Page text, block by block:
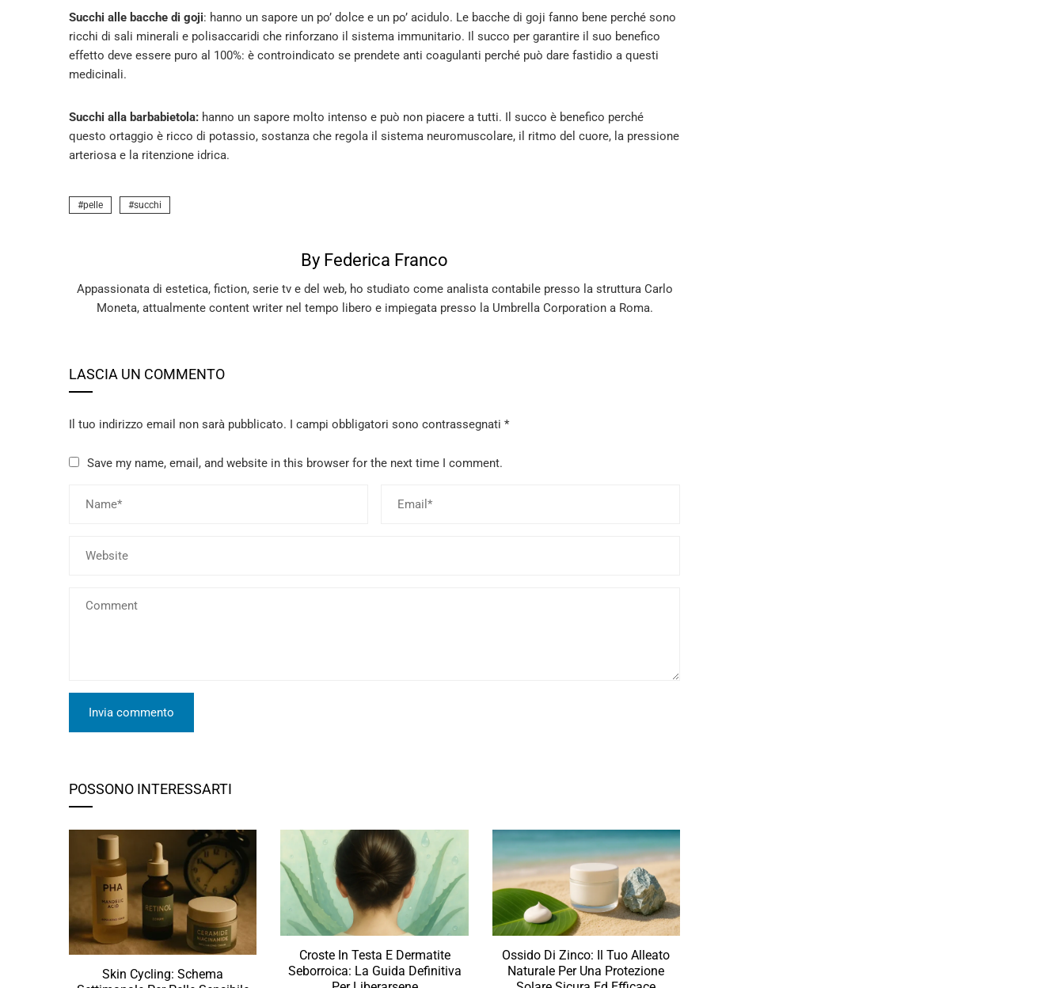
Succhi alle bacche di goji: hanno un sapore un po’ dolce e un po’ acidulo. Le bacche di goji fanno bene perché sono
ricchi di sali minerali e polisaccaridi che rinforzano il sistema immunitario. Il succo per garantire il suo benefico
effetto deve essere puro al 100%: è controindicato se prendete anti coagulanti perché può dare fastidio a questi
medicinali.
Succhi alla barbabietola: hanno un sapore molto intenso e può non piacere a tutti. Il succo è benefico perché
questo ortaggio è ricco di potassio, sostanza che regola il sistema neuromuscolare, il ritmo del cuore, la pressione
arteriosa e la ritenzione idrica.
pelle succhi
By Federica Franco
Appassionata di estetica, fiction, serie tv e del web, ho studiato come analista contabile presso la struttura Carlo
Moneta, attualmente content writer nel tempo libero e impiegata presso la Umbrella Corporation a Roma.
LASCIA UN COMMENTO
Il tuo indirizzo email non sarà pubblicato. I campi obbligatori sono contrassegnati *
Save my name, email, and website in this browser for the next time I comment.
POSSONO INTERESSARTI
Skin Cycling: Schema
Croste In Testa E Dermatite
Seborroica: La Guida Definitiva
Ossido Di Zinco: Il Tuo Alleato
Naturale Per Una Protezione